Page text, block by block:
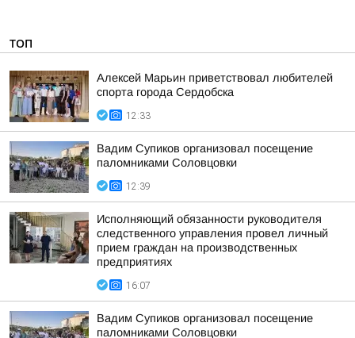
ТОП
Алексей Марьин приветствовал любителей
спорта города Сердобска
12:33
Вадим Супиков организовал посещение
паломниками Соловцовки
12:39
Исполняющий обязанности руководителя
следственного управления провел личный
прием граждан на производственных
предприятиях
16:07
Вадим Супиков организовал посещение
паломниками Соловцовки